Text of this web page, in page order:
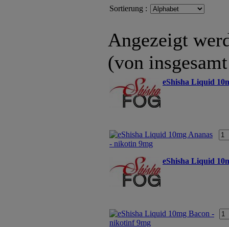
Sortierung :
Angezeigt
(von
eShisha Liquid
eShisha Liquid